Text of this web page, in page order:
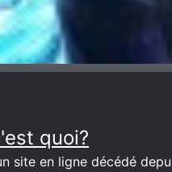
quoi?
site en ligne décédé